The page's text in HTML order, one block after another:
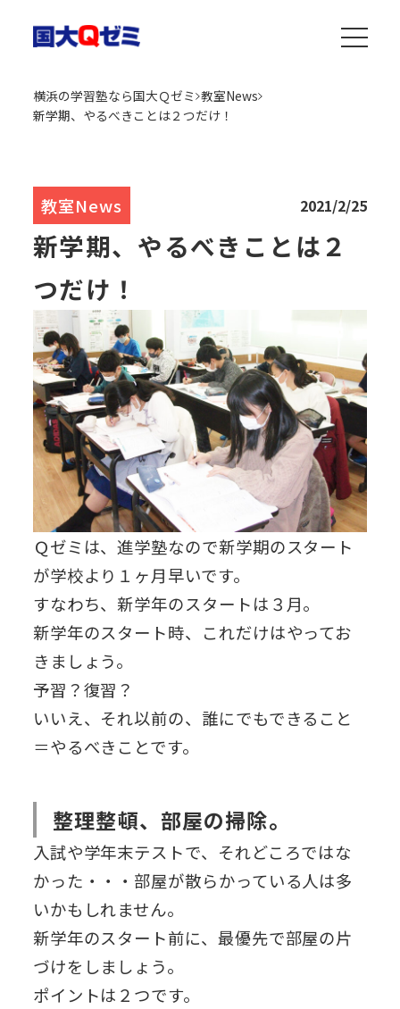
横浜の学習塾なら国大Ｑゼミ 教室News
新学期、やるべきことは２つだけ！
教室News 2021/2/25
新学期、やるべきことは２
つだけ！
Ｑゼミは、進学塾なので新学期のスタート
が学校より１ヶ月早いです。
すなわち、新学年のスタートは３月。
新学年のスタート時、これだけはやってお
きましょう。
予習？復習？
いいえ、それ以前の、誰にでもできること
＝やるべきことです。
整理整頓、部屋の掃除。
入試や学年末テストで、それどころではな
かった・・・部屋が散らかっている人は多
いかもしれません。
新学年のスタート前に、最優先で部屋の片
づけをしましょう。
ポイントは２つです。